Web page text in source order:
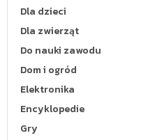
Dla dzieci
Dla zwierząt
Do nauki zawodu
Dom i ogród
Elektronika
Encyklopedie
Gry